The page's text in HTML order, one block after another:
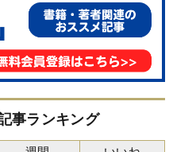
事ランキング